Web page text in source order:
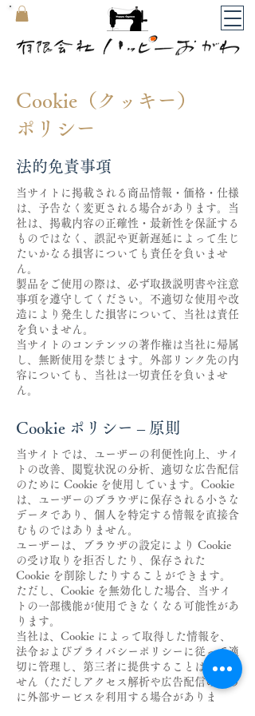
Cookie（クッキー）
ポリシー
法的免責事項
当サイトに掲載される商品情報・価格・仕様
は、予告なく変更される場合があります。当
社は、掲載内容の正確性・最新性を保証する
ものではなく、誤記や更新遅延によって生じ
たいかなる損害についても責任を負いませ
ん。
製品をご使用の際は、必ず取扱説明書や注意
事項を遵守してください。不適切な使用や改
造により発生した損害について、当社は責任
を負いません。
当サイトのコンテンツの著作権は当社に帰属
し、無断使用を禁じます。外部リンク先の内
容についても、当社は一切責任を負いませ
ん。
Cookie ポリシー – 原則
当サイトでは、ユーザーの利便性向上、サイ
トの改善、閲覧状況の分析、適切な広告配信
のために Cookie を使用しています。Cookie
は、ユーザーのブラウザに保存される小さな
データであり、個人を特定する情報を直接含
むものではありません。
ユーザーは、ブラウザの設定により Cookie
の受け取りを拒否したり、保存された
Cookie を削除したりすることができます。
ただし、Cookie を無効化した場合、当サイ
トの一部機能が使用できなくなる可能性があ
ります。
当社は、Cookie によって取得した情報を、
法令およびプライバシーポリシーに従って適
切に管理し、第三者に提供することはありま
せん（ただしアクセス解析や広告配信のため
に外部サービスを利用する場合がありま